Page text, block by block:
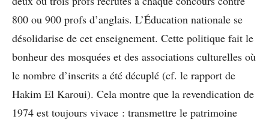
800 ou 900 profs d’anglais. L’Éducation nationale se
désolidarise de cet enseignement. Cette politique fait le
bonheur des mosquées et des associations culturelles où
le nombre d’inscrits a été décuplé (cf. le rapport de
Hakim El Karoui). Cela montre que la revendication de
1974 est toujours vivace : transmettre le patrimoine